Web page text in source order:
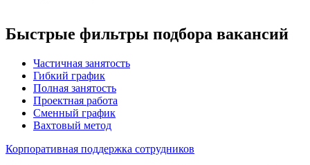
Быстрые фильтры подбора вакансий
Частичная занятость
Гибкий график
Полная занятость
Проектная работа
Сменный график
Вахтовый метод
Корпоративная поддержка сотрудников